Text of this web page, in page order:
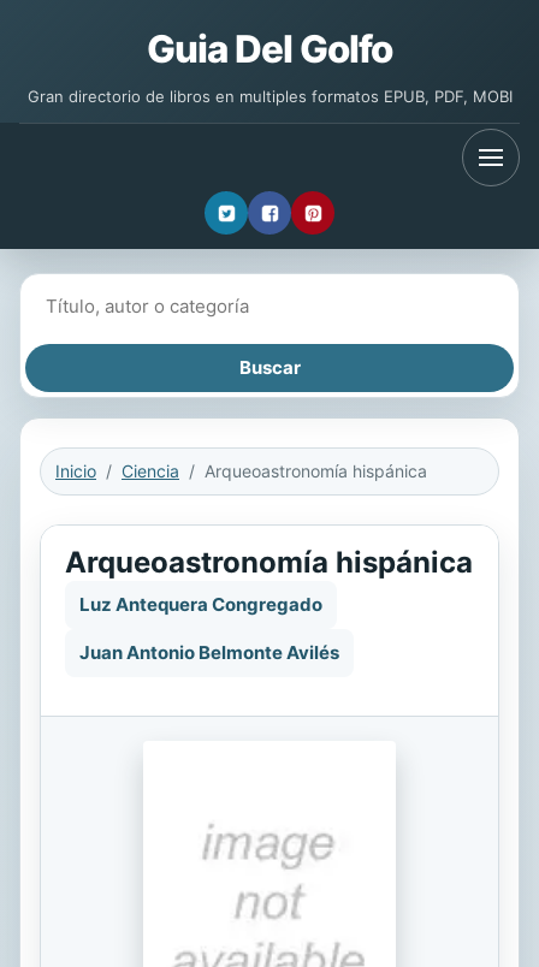
Guia Del Golfo
Gran directorio de libros en multiples formatos EPUB, PDF, MOBI
Inicio Ciencia Arqueoastronomía hispánica
Arqueoastronomía hispánica
Luz Antequera Congregado
Juan Antonio Belmonte Avilés